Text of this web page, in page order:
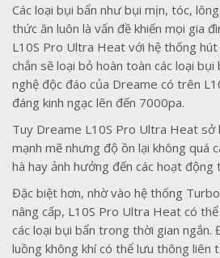
Các loại bụi bẩn như bụi mịn, tóc,
thức ăn luôn là vấn đề khiến mọi gia
L10S Pro Ultra Heat với hệ thống
chắn sẽ loại bỏ hoàn toàn các loại bụi
nghệ độc đáo của Dreame có trên
đáng kinh ngạc lên đến 7000pa.
Tuy Dreame L10S Pro Ultra Heat sở
mạnh mẽ nhưng độ ồn lại không quá
hà hay ảnh hưởng đến các hoạt động
Đặc biệt hơn, nhờ vào hệ thống
nâng cấp, L10S Pro Ultra Heat có
các loại bụi bẩn trong thời gian ngắn.
luồng không khí có thể lưu thông liên